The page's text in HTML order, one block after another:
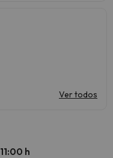
Ver todos
h